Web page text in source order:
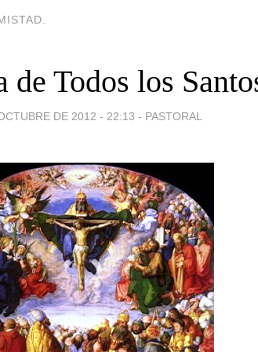
de Todos los
DE 2012 - 22:13 - PASTORAL